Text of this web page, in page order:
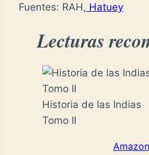
Fuentes: RAH, Hatuey
Lecturas
Historia de las Indias
Tomo II
Amazon